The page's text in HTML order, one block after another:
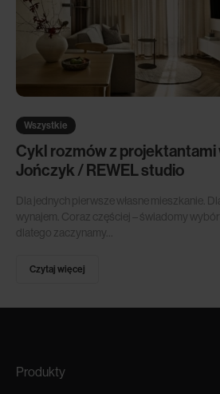
Wszystkie
Cykl rozmów z projektantami
Jończyk / REWEL studio
Dla jednych pierwsze własne mieszkanie.
wynajem. Coraz częściej – świadomy
dlatego zaczynamy...
Czytaj więcej
Produkty